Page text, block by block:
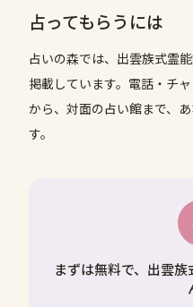
占ってもらうには
占いの森では、 出雲族式霊
掲載しています。電話・チ
から、対面の占い館まで、
す。
まずは無料で、出雲